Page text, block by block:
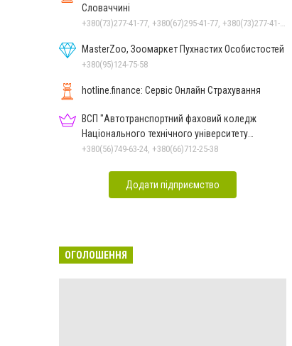
Словаччині
MasterZoo, Зоомаркет Пухнастих Особистостей
+380(95)124-75-58
hotline.finance: Сервіс Онлайн Страхування
ВСП "Автотранспортний фаховий коледж
Національного технічного університету
"Дніпровська політехніка"
+380(56)749-63-24, +380(66)712-25-38
Додати підприємство
ОГОЛОШЕННЯ